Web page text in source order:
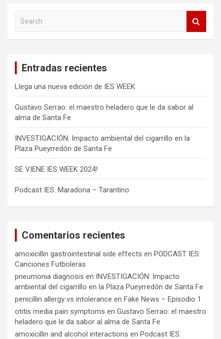
Entradas recientes
Llega una nueva edición de IES WEEK
Gustavo Serrao: el maestro heladero que le da sabor al
alma de Santa Fe
INVESTIGACIÓN: Impacto ambiental del cigarrillo en la
Plaza Pueyrredón de Santa Fe
SE VIENE IES WEEK 2024!
Podcast IES: Maradona – Tarantino
Comentarios recientes
amoxicillin gastrointestinal side effects en PODCAST IES:
Canciones Futboleras
pneumonia diagnosis en INVESTIGACIÓN: Impacto
ambiental del cigarrillo en la Plaza Pueyrredón de Santa Fe
penicillin allergy vs intolerance en Fake News – Episodio 1
otitis media pain symptoms en Gustavo Serrao: el maestro
heladero que le da sabor al alma de Santa Fe
amoxicillin and alcohol interactions en Podcast IES: